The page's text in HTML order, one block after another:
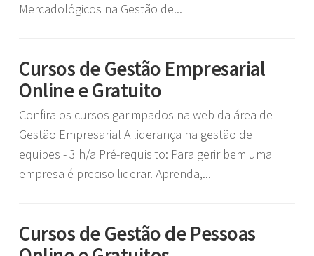
Mercadológicos na Gestão de...
Cursos de Gestão Empresarial
Online e Gratuito
Confira os cursos garimpados na web da área de
Gestão Empresarial A liderança na gestão de
equipes - 3 h/a Pré-requisito: Para gerir bem uma
empresa é preciso liderar. Aprenda,...
Cursos de Gestão de Pessoas